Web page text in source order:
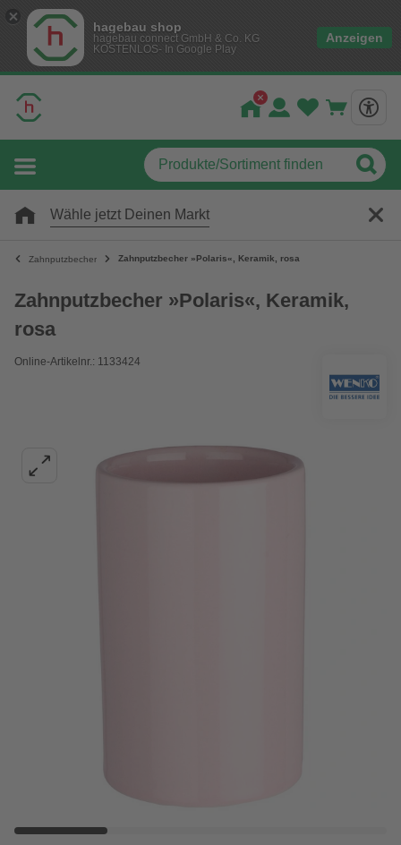
hagebau shop
hagebau connect GmbH & Co. KG
KOSTENLOS- In Google Play
Anzeigen
Wähle jetzt Deinen Markt
Zahnputzbecher Zahnputzbecher »Polaris«, Keramik, rosa
Zahnputzbecher »Polaris«, Keramik,
rosa
Online-Artikelnr.: 1133424